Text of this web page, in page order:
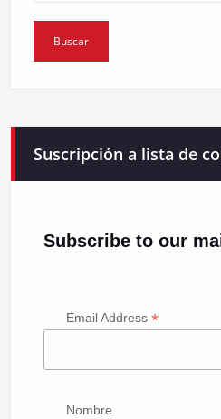
Suscripción a lista de
Subscribe to our
Email Address *
Nombre